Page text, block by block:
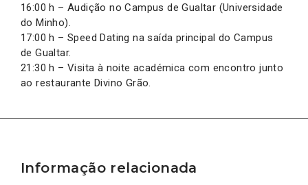
16:00 h – Audição no Campus de Gualtar (Universidade
do Minho).
17:00 h – Speed Dating na saída principal do Campus
de Gualtar.
21:30 h – Visita à noite académica com encontro junto
ao restaurante Divino Grão.
Informação relacionada